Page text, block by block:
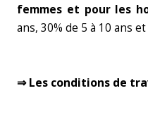
femmes et pour les
ans, 30% de 5 à 10 ans
⇒ Les conditions de